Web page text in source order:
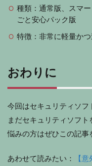
種類：通常版、スマ
ごと安心パック版
特徴：非常に軽量か
おわりに
今回はセキュリティソフ
まだセキュリティソフ
悩みの方はぜひこの記事
あわせて読みたい：
【